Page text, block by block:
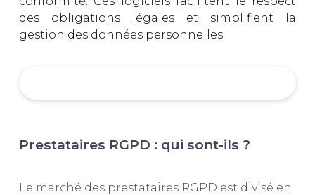
des obligations légales et simplifient la
gestion des données personnelles.
Prestataires RGPD : qui sont-ils ?
Le marché des prestataires RGPD est divisé en